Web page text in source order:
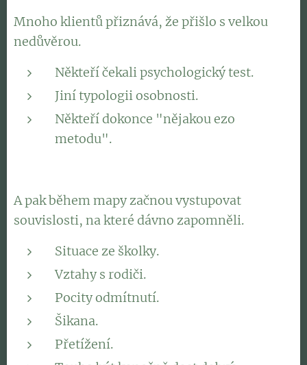
Mnoho klientů přiznává, že přišlo s velkou
nedůvěrou.
Někteří čekali psychologický test.
Jiní typologii osobnosti.
Někteří dokonce "nějakou ezo
metodu".
A pak během mapy začnou vystupovat
souvislosti, na které dávno zapomněli.
Situace ze školky.
Vztahy s rodiči.
Pocity odmítnutí.
Šikana.
Přetížení.